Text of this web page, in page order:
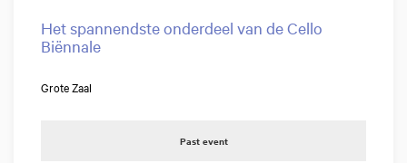
Het spannendste onderdeel van de Cello
Biënnale
Grote Zaal
Past event